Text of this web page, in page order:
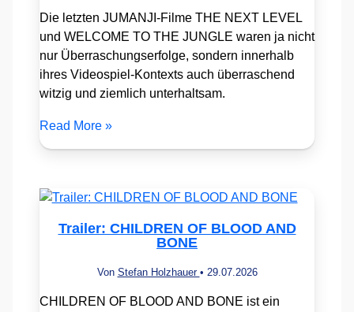
Die letzten JUMANJI-Filme THE NEXT LEVEL
und WELCOME TO THE JUNGLE waren ja nicht
nur Überraschungserfolge, sondern innerhalb
ihres Videospiel-Kontexts auch überraschend
witzig und ziemlich unterhaltsam.
Read More »
Trailer: CHILDREN OF BLOOD AND
BONE
Von Stefan Holzhauer • 29.07.2026
CHILDREN OF BLOOD AND BONE ist ein